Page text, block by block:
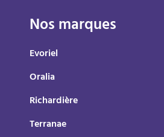
Nos marques
Evoriel
Oralia
Richardière
Terranae